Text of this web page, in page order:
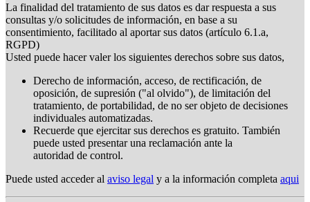
La finalidad del tratamiento de sus datos es dar respuesta a sus
consultas y/o solicitudes de información, en base a su
consentimiento, facilitado al aportar sus datos (artículo 6.1.a,
RGPD)
Usted puede hacer valer los siguientes derechos sobre sus datos,
Derecho de información, acceso, de rectificación, de
oposición, de supresión ("al olvido"), de limitación del
tratamiento, de portabilidad, de no ser objeto de decisiones
individuales automatizadas.
Recuerde que ejercitar sus derechos es gratuito. También
puede usted presentar una reclamación ante la
autoridad de control.
Puede usted acceder al aviso legal y a la información completa aqui